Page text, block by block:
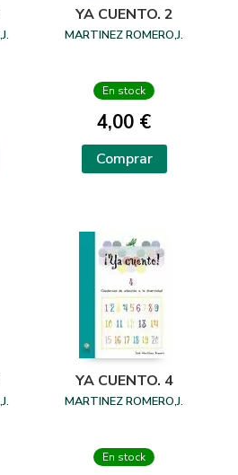
YA CUENTO. 2
MARTINEZ ROMERO,J.
En stock
4,00 €
Comprar
YA CUENTO. 4
MARTINEZ ROMERO,J.
En stock